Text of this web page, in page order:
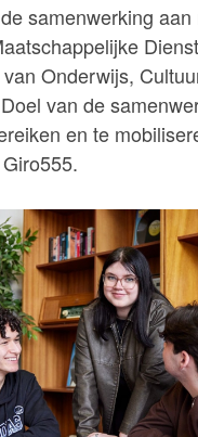
samenwerking aan
Onderwijs,
van de
en te